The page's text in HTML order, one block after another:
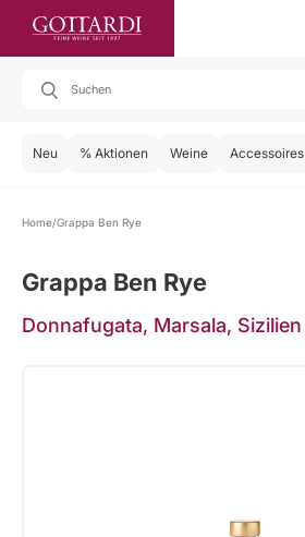
Neu % Aktionen Weine Accessoires
Home Grappa Ben Rye
Grappa Ben Rye
Donnafugata, Marsala, Sizilien